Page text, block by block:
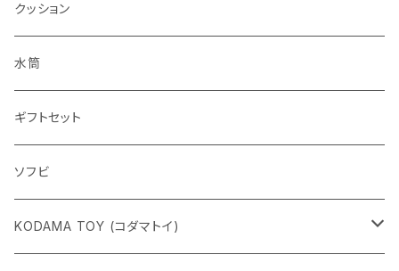
クッション
水筒
ギフトセット
ソフビ
KODAMA TOY (コダマトイ)